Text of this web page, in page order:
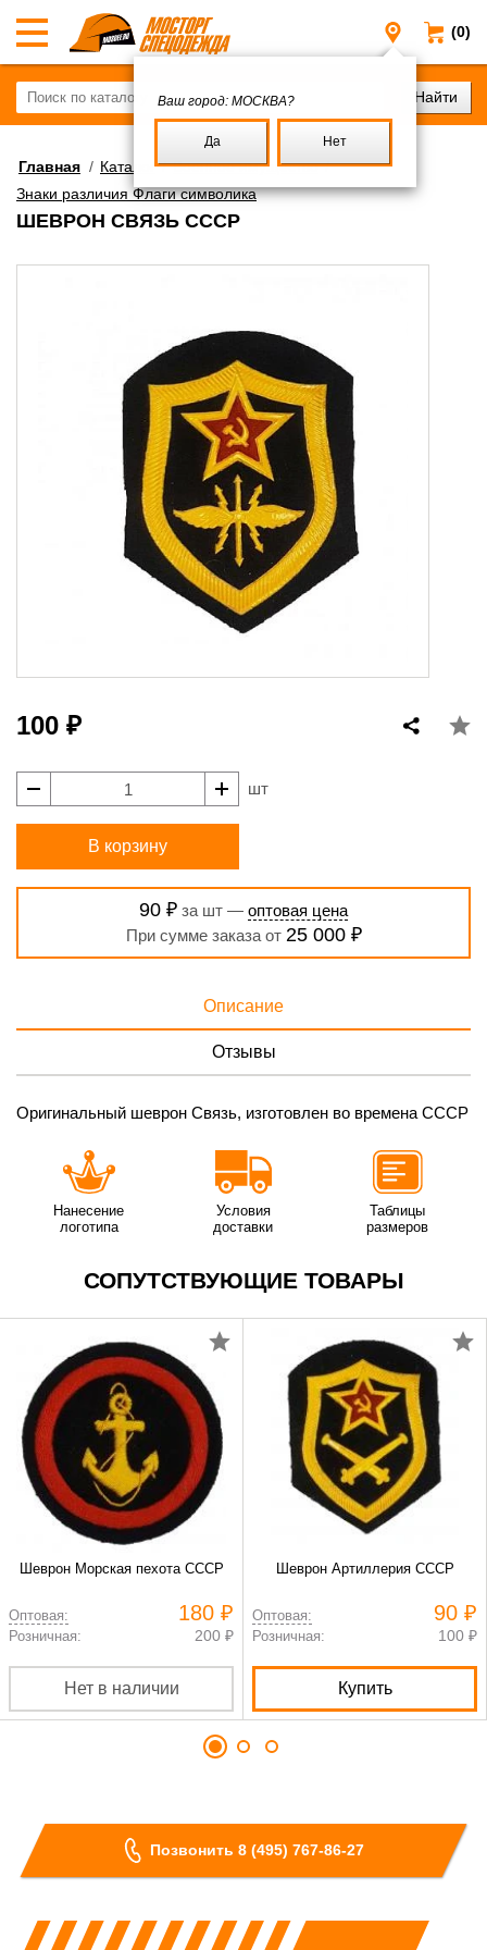
(0)
Москва
Ваш город: МОСКВА?
Да Нет
Главная / Каталог/Военное имущество/
Знаки различия Флаги символика
ШЕВРОН СВЯЗЬ СССР
100 ₽
шт
В корзину
90 ₽ за шт — оптовая цена
При сумме заказа от 25 000 ₽
Описание
Отзывы
Оригинальный шеврон Связь, изготовлен во времена СССР
Нанесение
логотипа
Условия
доставки
Таблицы
размеров
СОПУТСТВУЮЩИЕ ТОВАРЫ
Шеврон Морская пехота СССР
Оптовая: 180 ₽
Розничная: 200 ₽
Нет в наличии
Шеврон Артиллерия СССР
Оптовая: 90 ₽
Розничная: 100 ₽
Купить
Позвонить 8 (495) 767-86-27